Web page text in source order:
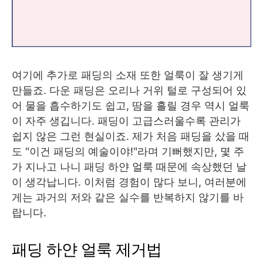
여기에 추가로 패딩의 소재 또한 얼룩이 잘 생기게
만들죠. 다운 패딩은 오리나 거위 털로 구성되어 있
어 물을 흡수하기도 쉽고, 땀을 흘릴 경우 역시 얼룩
이 자주 생깁니다. 패딩이 고급스러울수록 관리가
쉽지 않은 그런 현실이죠. 제가 처음 패딩을 샀을 때
도 "이건 패딩의 예술이야!"라며 기뻐했지만, 몇 주
가 지나고 나니 패딩 하얀 얼룩 때문에 속상했던 날
이 생각납니다. 이처럼 경험이 많다 보니, 여러분에
게는 과거의 저와 같은 실수를 반복하지 않기를 바
랍니다.
패딩 하얀 얼룩 제거법